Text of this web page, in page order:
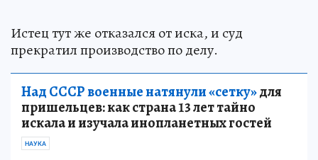
Истец тут же отказался от иска, и суд
прекратил производство по делу.
Над СССР военные натянули «сетку»для
пришельцев: как страна 13 лет тайно
искала и изучала инопланетных гостей
НАУКА